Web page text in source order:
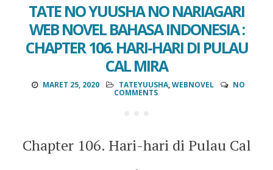
TATE NO YUUSHA NO NARIAGARI
WEB NOVEL BAHASA INDONESIA :
CHAPTER 106. HARI-HARI DI PULAU
CAL MIRA
MARET 25, 2020 TATEYUUSHA,WEBNOVEL NO
COMMENTS
Chapter 106. Hari-hari di Pulau Cal